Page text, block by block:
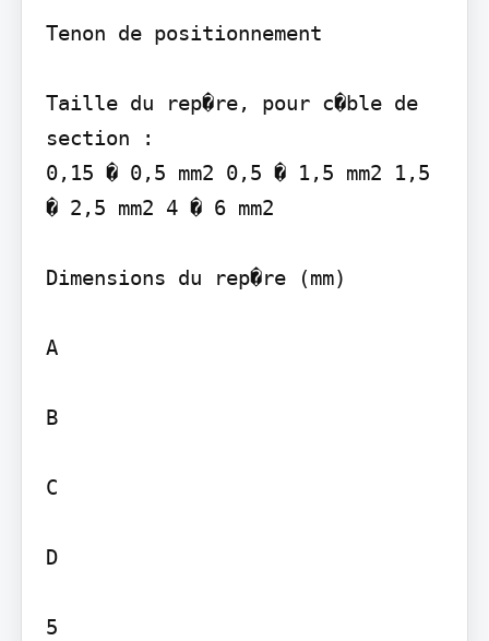
Tenon de positionnement
Taille du rep�re, pour c�ble de
section :
0,15 � 0,5 mm2 0,5 � 1,5 mm2 1,5
� 2,5 mm2 4 � 6 mm2
Dimensions du rep�re (mm)
A
B
C
D
5